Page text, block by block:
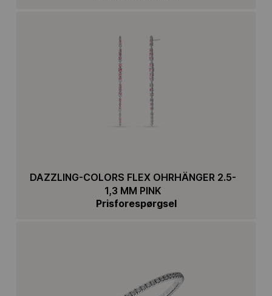
DAZZLING-COLORS FLEX OHRHÄNGER 2.5-
1,3 MM PINK
Prisforespørgsel